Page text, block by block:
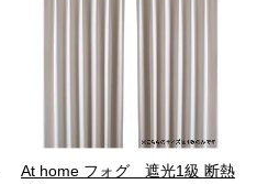
At home フォグ 遮光1級 断熱